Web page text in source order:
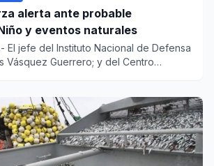
alerta ante probable
y eventos naturales
El jefe del Instituto Nacional de Defensa
Vásquez Guerrero; y del Centro